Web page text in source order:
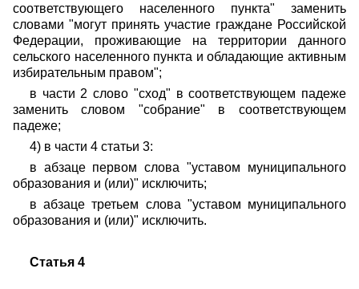
соответствующего населенного пункта" заменить
словами "могут принять участие граждане Российской
Федерации, проживающие на территории данного
сельского населенного пункта и обладающие активным
избирательным правом";
в части 2 слово "сход" в соответствующем падеже
заменить словом "собрание" в соответствующем
падеже;
4) в части 4 статьи 3:
в абзаце первом слова "уставом муниципального
образования и (или)" исключить;
в абзаце третьем слова "уставом муниципального
образования и (или)" исключить.
Статья 4